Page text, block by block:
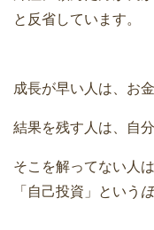
と反省しています。
成長が早い人は、お
結果を残す人は、自
そこを解ってない人は
「自己投資」という